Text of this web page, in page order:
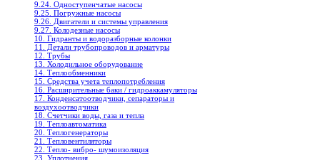
9.24. Одноступенчатые насосы
9.25. Погружные насосы
9.26. Двигатели и системы управления
9.27. Колодезные насосы
10. Гидранты и водоразборные колонки
11. Детали трубопроводов и арматуры
12. Трубы
13. Холодильное oборудование
14. Теплообменники
15. Средства учета теплопотребления
16. Расширительные баки / гидроаккамуляторы
17. Конденсатоотводчики, сепараторы и
воздухоотводчики
18. Счетчики воды, газа и тепла
19. Теплоавтоматика
20. Теплогенераторы
21. Тепловентиляторы
22. Тепло- вибро- шумоизоляция
23. Уплотнения